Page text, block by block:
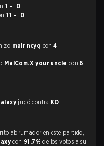
1 - 0
11 - 0
malrincyq con4
MalCom.X your uncle con 6
jugó contra KO .
abrumador en este partido,
con 91.7%de los votos a su